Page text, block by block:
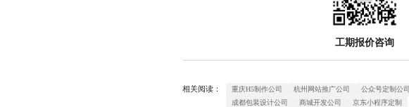
工期报价咨询
相关阅读： 重庆H5制作公司 杭州网站推广公司 公众号定制公司
成都包装设计公司
商城开发公司 京东小程序定制